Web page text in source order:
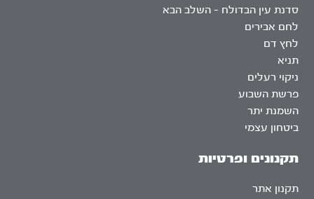
סדנת עין הבדולח – השלב הבא
לחם אבירים
לחץ דם
תניא
ניקוי רעלים
פרשת השבוע
השמנת יתר
ביטחון עצמי
תקנונים ופרטיות
תקנון אתר